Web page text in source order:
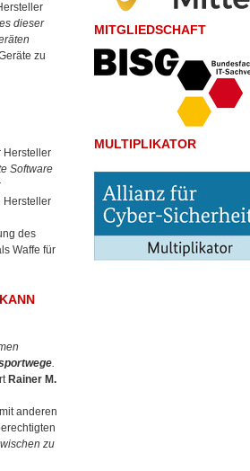
dieser
zu
Hersteller
Software
Hersteller
des
Waffe für
.
Rainer M.
anderen
zu
MITGLIEDSCHAFT
MULTIPLIKATOR